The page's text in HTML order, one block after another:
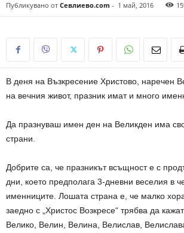
Публикувано от Севлиево.com - 1 май, 2016
В деня на Възкресение Христово, наречен
на вечния живот, празник имат и много
Да празнуваш имен ден на Великден има
страни.
Добрите са, че празникът всъщност е с
дни, което предполага 3-дневни веселия в
именниците. Лошата страна е, че малко
заедно с „Христос Возкресе“ трябва да
Велико, Велин, Велина, Велислав,